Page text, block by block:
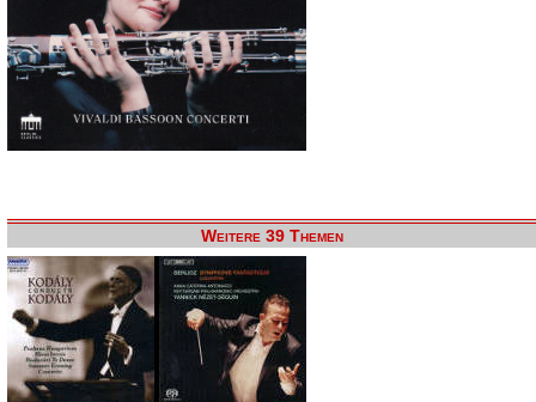
Weitere 39 Themen